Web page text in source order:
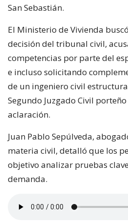
San Sebastián.
El Ministerio de Vivienda
decisión del tribunal civil,
competencias por parte del
e incluso solicitando
de un ingeniero civil
Segundo Juzgado Civil
aclaración.
Juan Pablo Sepúlveda,
materia civil, detalló que los
objetivo analizar pruebas
demanda.